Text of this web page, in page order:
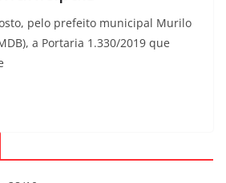
pelo prefeito municipal Murilo
a Portaria 1.330/2019 que